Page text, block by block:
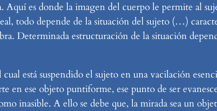
es donde la imagen del cuerpo le permite al
todo depende de la situación del sujeto (…)
Determinada estructuración de la situación
está suspendido el sujeto en una vacilación
en ese objeto puntiforme, ese punto de ser
inasible. A ello se debe que, la mirada sea un